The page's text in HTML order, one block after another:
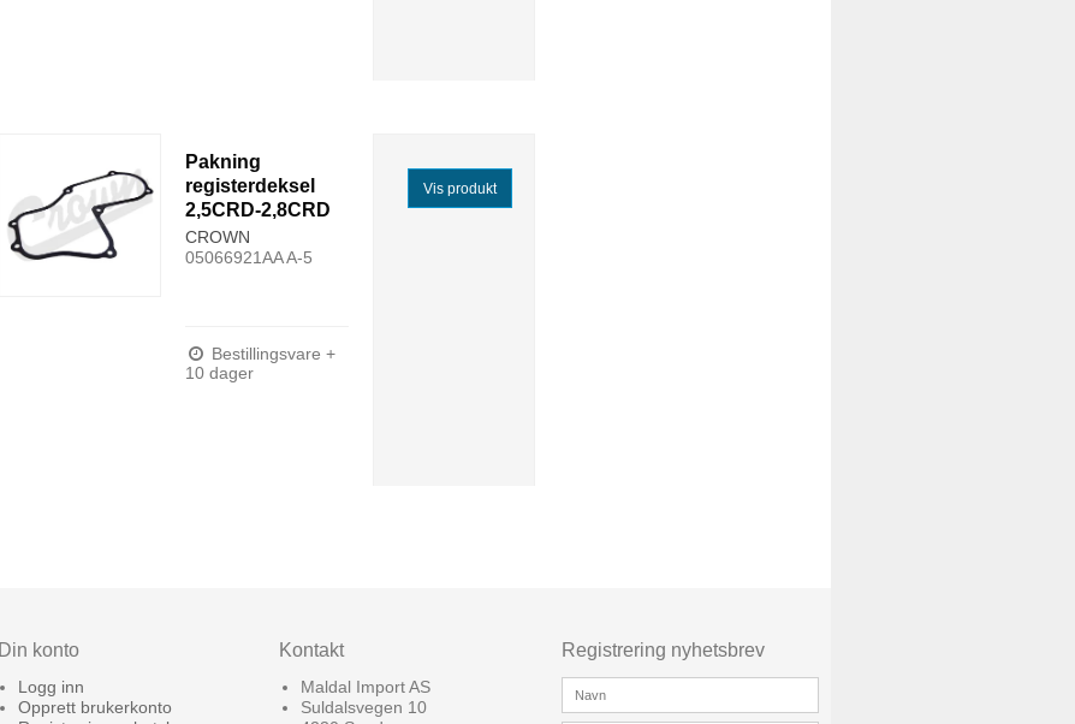
Pakning
registerdeksel
2,5CRD-2,8CRD
CROWN
05066921AA A-5
Bestillingsvare +
10 dager
Vis produkt
Din konto
Logg inn
Opprett brukerkonto
Kontakt
Maldal Import AS
Suldalsvegen 10
Registrering nyhetsbrev